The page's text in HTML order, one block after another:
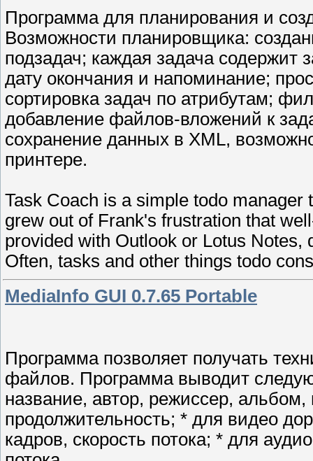
Программа для планирования и
Возможности планировщика:
подзадач; каждая задача содержит
дату окончания и напоминание;
сортировка задач по атрибутам;
добавление файлов-вложений к
сохранение данных в XML,
принтере.
Task Coach is a simple todo
grew out of Frank's frustration that
provided with Outlook or Lotus
Often, tasks and other things todo
MediaInfo GUI 0.7.65 Portable
Программа позволяет получать
файлов. Программа выводит
название, автор, режиссер,
продолжительность; * для видео
кадров, скорость потока; * для